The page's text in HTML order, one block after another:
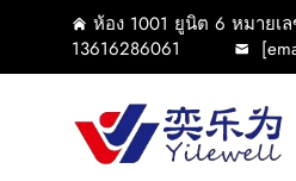
ห้อง 1001 ยูนิต 6 หมายเ
13616286061